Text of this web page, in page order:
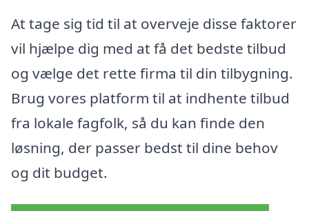
At tage sig tid til at overveje disse faktorer
vil hjælpe dig med at få det bedste tilbud
og vælge det rette firma til din tilbygning.
Brug vores platform til at indhente tilbud
fra lokale fagfolk, så du kan finde den
løsning, der passer bedst til dine behov
og dit budget.